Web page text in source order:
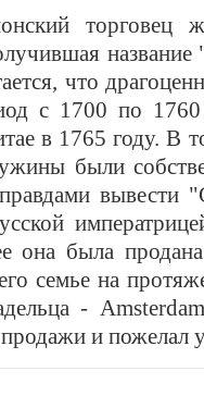
торговец
что
с 1700 по 1760
в 1765 году. В
были
вывести
она была
семье на
-
и пожелал